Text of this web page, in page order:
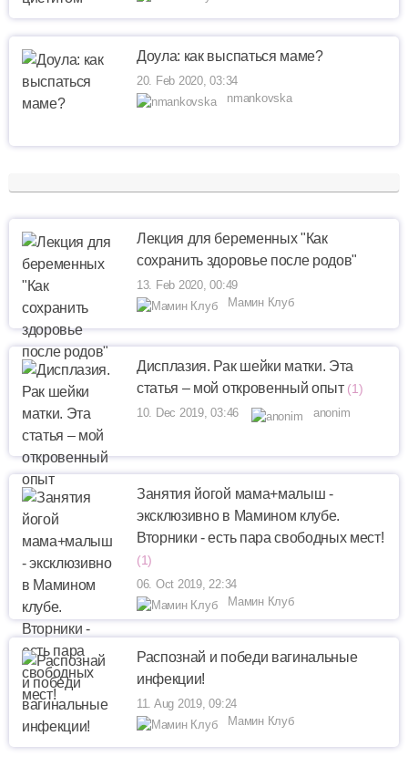
Доула: как выспаться маме?
20. Feb 2020, 03:34
nmankovska
Лекция для беременных "Как
сохранить здоровье после родов"
13. Feb 2020, 00:49
Мамин Клуб
Дисплазия. Рак шейки матки. Эта
статья – мой откровенный опыт (1)
10. Dec 2019, 03:46 anonim
Занятия йогой мама+малыш -
эксклюзивно в Мамином клубе.
Вторники - есть пара свободных мест!
(1)
06. Oct 2019, 22:34
Мамин Клуб
Распознай и победи вагинальные
инфекции!
11. Aug 2019, 09:24
Мамин Клуб